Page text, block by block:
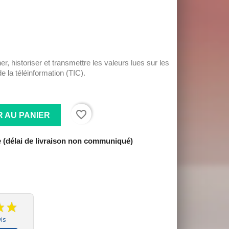
historiser et transmettre les valeurs lues sur les
la téléinformation (TIC).
AU PANIER favorite_border
de livraison non communiqué)